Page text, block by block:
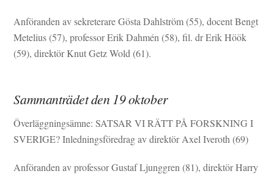
Anföranden av sekreterare Gösta Dahlström (55), docent Bengt
Metelius (57), professor Erik Dahmén (58), fil. dr Erik Höök
(59), direktör Knut Getz Wold (61).
Sammanträdet den 19 oktober
Överläggningsämne: SATSAR VI RÄTT PÅ FORSKNING I
SVERIGE? Inledningsföredrag av direktör Axel Iveroth (69)
Anföranden av professor Gustaf Ljunggren (81), direktör Harry